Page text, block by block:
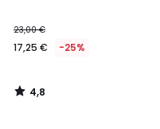
23,00 €
17,25 € -25%
4,8
/